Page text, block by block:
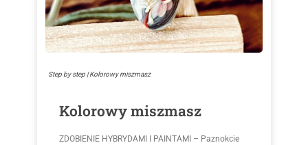
Step by step | Kolorowy miszmasz
Kolorowy miszmasz
ZDOBIENIE HYBRYDAMI I PAINTAMI – Paznokcie